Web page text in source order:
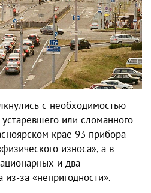
с необходимостью
или сломанного
крае 93 прибора
износа», а в
и два
за «непригодности».